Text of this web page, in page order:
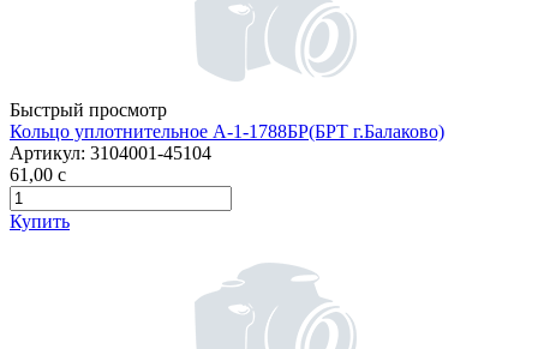
Быстрый просмотр
Кольцо уплотнительное А-1-1788БР(БРТ г.Балаково)
Артикул: 3104001-45104
61,00 c
Купить